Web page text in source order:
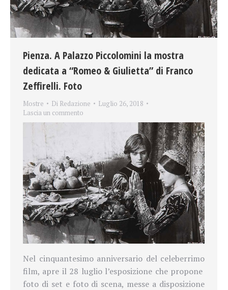
Pienza. A Palazzo Piccolomini la mostra
dedicata a “Romeo & Giulietta” di Franco
Zeffirelli. Foto
Mostre Di Redazione
Luglio 26, 2018
Lascia un commento
Nel cinquantesimo anniversario del celeberrimo
film, apre il 28 luglio l’esposizione che propone
foto di set e foto di scena, messe a disposizione